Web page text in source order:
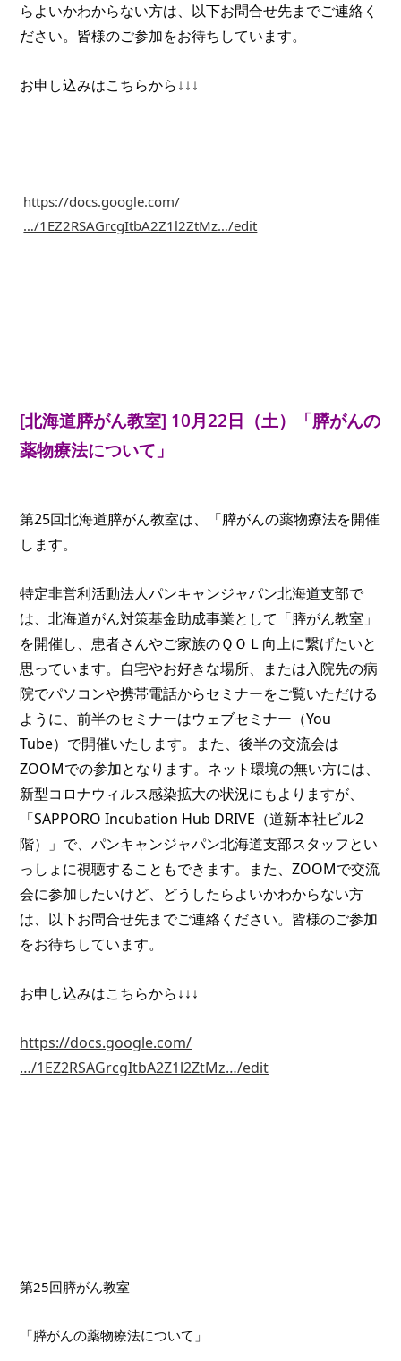
らよいかわからない方は、以下お問合せ先までご連絡く
ださい。皆様のご参加をお待ちしています。
お申し込みはこちらから↓↓↓
https://docs.google.com/
…/1EZ2RSAGrcgItbA2Z1l2ZtMz…/edit
[北海道膵がん教室] 10月22日（土）
「膵がんの
薬物療法について」
第25回北海道膵がん教室は、「膵がんの薬物療法を開催
します。
特定非営利活動法人パンキャンジャパン北海道支部で
は、北海道がん対策基金助成事業として「膵がん教室」
を開催し、患者さんやご家族のＱＯＬ向上に繋げたいと
思っています。自宅やお好きな場所、または入院先の病
院でパソコンや携帯電話からセミナーをご覧いただける
ように、前半のセミナーはウェブセミナー（You
Tube）で開催いたします。また、後半の交流会は
ZOOMでの参加となります。ネット環境の無い方には、
新型コロナウィルス感染拡大の状況にもよりますが、
「SAPPORO Incubation Hub DRIVE（道新本社ビル2
階）」で、パンキャンジャパン北海道支部スタッフとい
っしょに視聴することもできます。また、ZOOMで交流
会に参加したいけど、どうしたらよいかわからない方
は、以下お問合せ先までご連絡ください。皆様のご参加
をお待ちしています。
お申し込みはこちらから↓↓↓
https://docs.google.com/
…/1EZ2RSAGrcgItbA2Z1l2ZtMz…/edit
第25回膵がん教室
「膵がんの薬物療法について」